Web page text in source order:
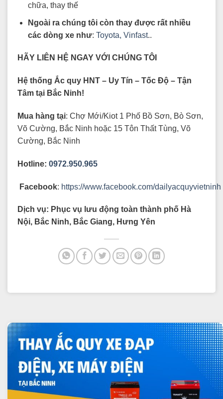
chữa, thay thế
Ngoài ra chúng tôi còn thay được rất nhiều
các dòng xe như: Toyota, Vinfast..
HÃY LIÊN HỆ NGAY VỚI CHÚNG TÔI
Hệ thống Ắc quy HNT – Uy Tín – Tốc Độ – Tận
Tâm tại Bắc Ninh!
Mua hàng tại: Chợ Mới/Kiot 1 Phố Bồ Sơn, Bò Sơn,
Võ Cường, Bắc Ninh hoặc 15 Tôn Thất Tùng, Võ
Cường, Bắc Ninh
Hotline: 0972.950.965
Facebook: https://www.facebook.com/dailyacquyvietninh
Dịch vụ: Phục vụ lưu động toàn thành phố Hà
Nội, Bắc Ninh, Bắc Giang, Hưng Yên